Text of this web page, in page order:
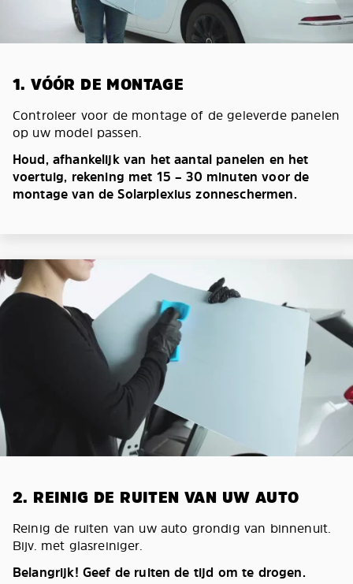
1. VÓÓR DE MONTAGE
Controleer voor de montage of de geleverde panelen
op uw model passen.
Houd, afhankelijk van het aantal panelen en het
voertuig, rekening met 15 – 30 minuten voor de
montage van de Solarplexius zonneschermen.
2. REINIG DE RUITEN VAN UW AUTO
Reinig de ruiten van uw auto grondig van binnenuit.
Bijv. met glasreiniger.
Belangrijk! Geef de ruiten de tijd om te drogen.